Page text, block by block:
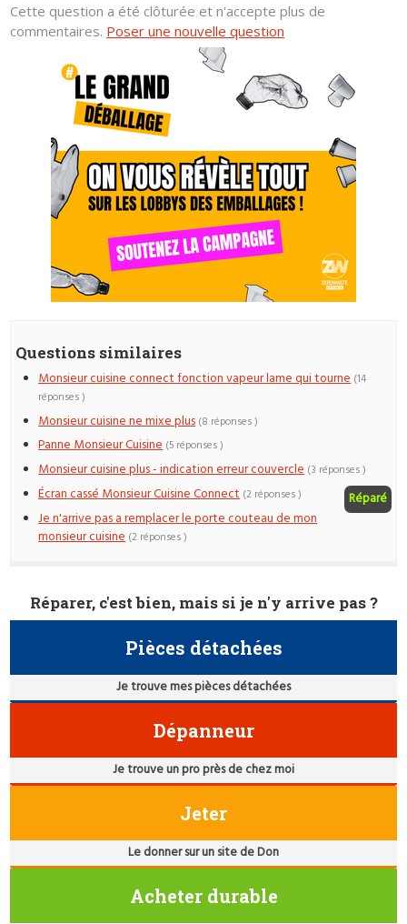
Cette question a été clôturée et n'accepte plus de
commentaires. Poser une nouvelle question
Questions similaires
Monsieur cuisine connect fonction vapeur lame qui tourne (14
réponses )
Monsieur cuisine ne mixe plus (8 réponses )
Panne Monsieur Cuisine (5 réponses )
Monsieur cuisine plus - indication erreur couvercle (3 réponses )
Écran cassé Monsieur Cuisine Connect Réparé
(2 réponses )
Je n'arrive pas a remplacer le porte couteau de mon
monsieur cuisine (2 réponses )
Réparer, c'est bien, mais si je n'y arrive pas ?
Pièces détachées
Je trouve mes pièces détachées
Dépanneur
Je trouve un pro près de chez moi
Jeter
Le donner sur un site de Don
Acheter durable